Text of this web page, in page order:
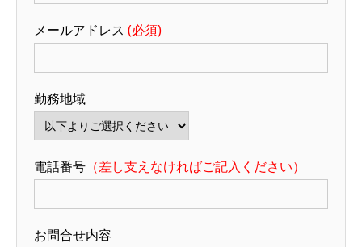
メールアドレス (必須)
勤務地域
電話番号 （差し支えなければご記入ください）
お問合せ内容